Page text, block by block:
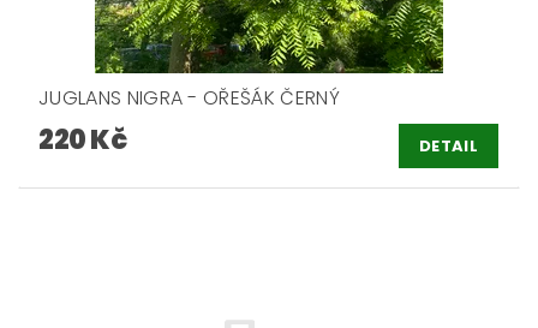
JUGLANS NIGRA - OŘEŠÁK ČERNÝ
220 Kč DETAIL